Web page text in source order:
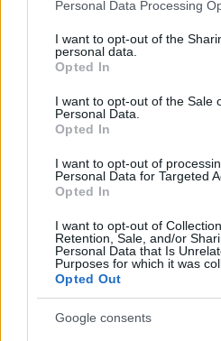
not limited to your visit or usage
grant or deny consent to Google
use your data for below specified
consent section.
Personal Data Processing
I want to opt-out of the
personal data.
Opted In
I want to opt-out of the Sale
Personal Data.
Opted In
I want to opt-out of
Personal Data for Targeted
Opted In
I want to opt-out of
Retention, Sale, and/or
Personal Data that Is
Purposes for which it was
Opted Out
Google consents
aratott a Sándorfalva felett a
Megye I-ből feljutott gárda
Annus Árpád és Iván Milán
TOVÁBB OLVASOM
futball,győzelem,
A fogszabályozás jövője:
megoldások
2026.07.22. Gáll Tódor